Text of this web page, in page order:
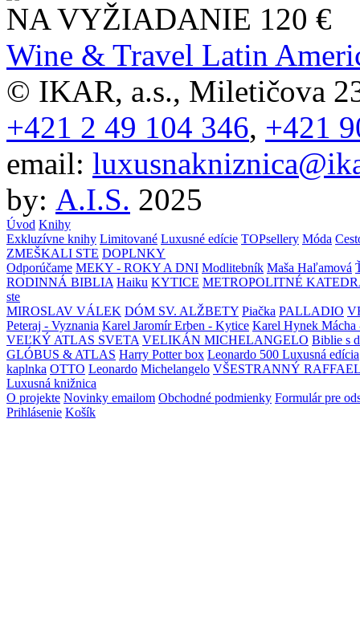
NA VYŽIADANIE 120 €
Wine & Travel Latin
© IKAR, a.s., Miletičova
+421 2 49 104 346, +421
email:
by: A.I.S. 2025
Úvod Knihy
Exkluzívne knihy Limitované Luxusné edície TOPsellery Móda
ZMEŠKALI STE DOPLNKY
Odporúčame MEKY - ROKY A DNI Modlitebník Maša Haľamová
RODINNÁ BIBLIA Haiku KYTICE METROPOLITNÉ
ste
MIROSLAV VÁLEK DÓM SV. ALŽBETY Piačka PALLADIO
Peteraj - Vyznania Karel Jaromír Erben - Kytice Karel Hynek Mácha
VEĽKÝ ATLAS SVETA VELIKÁN MICHELANGELO Biblie s
GLÓBUS & ATLAS Harry Potter box Leonardo 500 Luxusná edícia
kaplnka OTTO Leonardo Michelangelo VŠESTRANNÝ
Luxusná knižnica
O projekte Novinky emailom Obchodné podmienky Formulár pre
Prihlásenie Košík